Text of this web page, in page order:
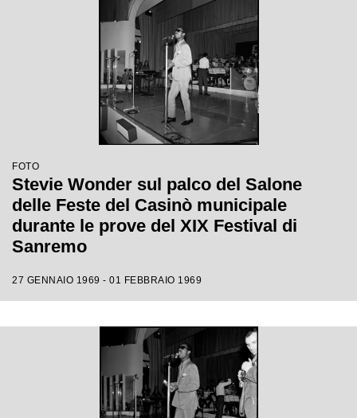
FOTO
Stevie Wonder sul palco del Salone
delle Feste del Casinò municipale
durante le prove del XIX Festival di
Sanremo
27 GENNAIO 1969 - 01 FEBBRAIO 1969